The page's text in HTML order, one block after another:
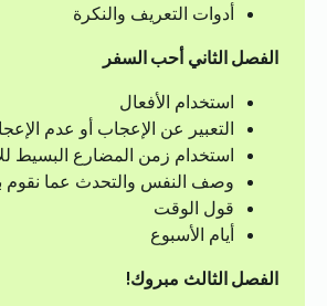
أدوات التعريف والنكرة
الفصل الثاني أحب السفر
استخدام الأفعال
التعبير عن الإعجاب أو عدم
استخدام زمن المضارع البسيط
وصف النفس والتحدث عما نقوم
قول الوقت
أيام الأسبوع
الفصل الثالث مبروك!